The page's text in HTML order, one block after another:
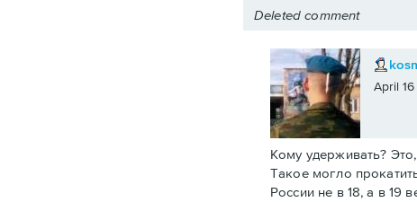
Deleted comment
April 16
Кому удерживать?
Такое могло
России не в 18, а в 19